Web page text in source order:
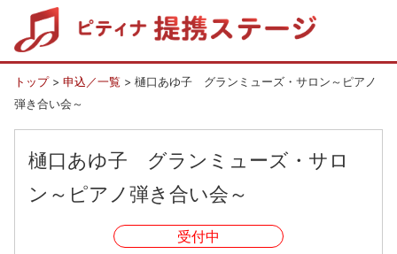
トップ> 申込／一覧 > 樋口あゆ子 グランミューズ・サロン～ピアノ
弾き合い会～
樋口あゆ子 グランミューズ・サロ
ン～ピアノ弾き合い会～
受付中